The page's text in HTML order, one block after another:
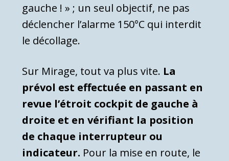
gauche ! » ; un seul objectif, ne pas
déclencher l’alarme 150°C qui interdit
le décollage.
Sur Mirage, tout va plus vite. La
prévol est effectuée en passant en
revue l’étroit cockpit de gauche à
droite et en vérifiant la position
de chaque interrupteur ou
indicateur. Pour la mise en route, le